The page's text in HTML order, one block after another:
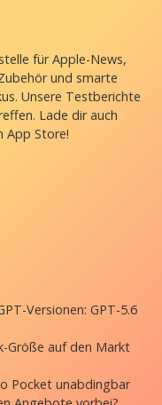
für Apple-News,
und smarte
Unsere Testberichte
Lade dir auch
App Store!
Versionen: GPT-5.6
Größe auf den Markt
Pocket unabdingbar